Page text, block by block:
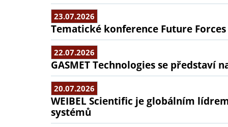
23.07.2026
Tematické konference Future
22.07.2026
GASMET Technologies se představí
20.07.2026
WEIBEL Scientific je globálním
systémů